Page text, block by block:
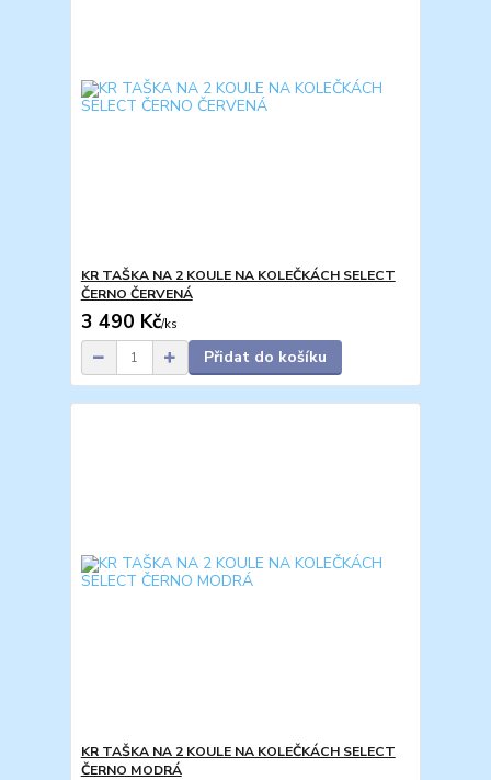
KR TAŠKA NA 2 KOULE NA KOLEČKÁCH SELECT
ČERNO ČERVENÁ
3 490 Kč/ks
Přidat do košíku
KR TAŠKA NA 2 KOULE NA KOLEČKÁCH SELECT
ČERNO MODRÁ